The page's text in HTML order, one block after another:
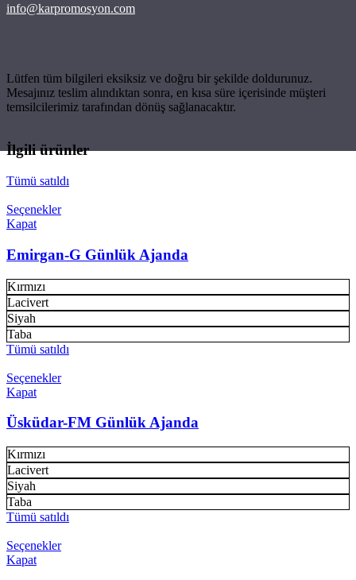
info@karpromosyon.com
Lütfen tüm bilgileri eksiksiz ve doğru bir şekilde doldurunuz.
Mesajınız teslim alındıktan sonra, en kısa süre içerisinde müşteri
temsilcilerimiz tarafından dönüş sağlanacaktır.
İlgili ürünler
Tümü satıldı
Seçenekler
Kapat
Emirgan-G Günlük Ajanda
Kırmızı
Lacivert
Siyah
Taba
Tümü satıldı
Seçenekler
Kapat
Üsküdar-FM Günlük Ajanda
Kırmızı
Lacivert
Siyah
Taba
Tümü satıldı
Seçenekler
Kapat